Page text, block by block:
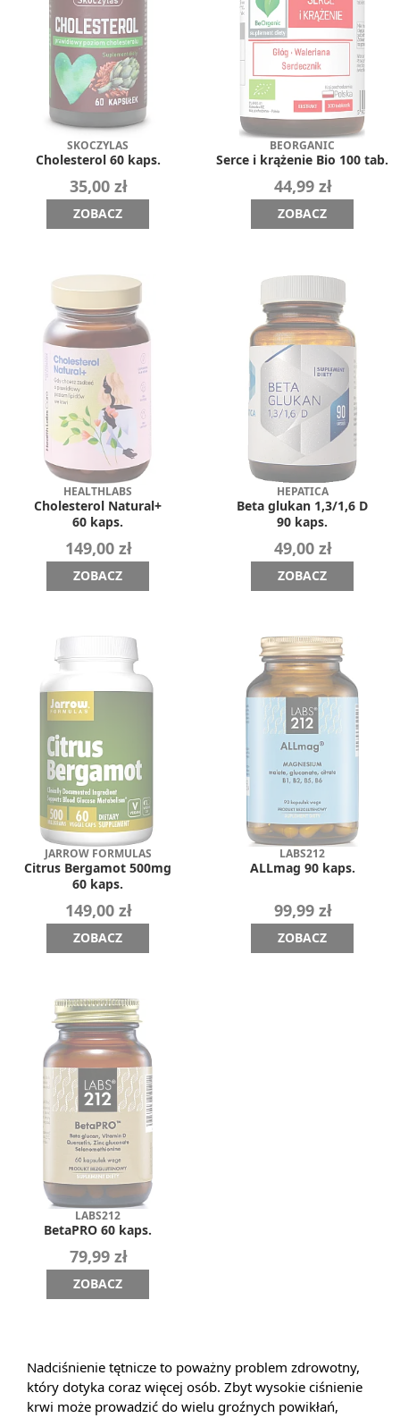
SKOCZYLAS
Cholesterol 60 kaps.
35,00 zł
ZOBACZ
BEORGANIC
Serce i krążenie Bio 100 tab.
44,99 zł
ZOBACZ
HEALTHLABS
Cholesterol Natural+
60 kaps.
149,00 zł
ZOBACZ
HEPATICA
Beta glukan 1,3/1,6 D
90 kaps.
49,00 zł
ZOBACZ
JARROW FORMULAS
Citrus Bergamot 500mg
60 kaps.
149,00 zł
ZOBACZ
LABS212
ALLmag 90 kaps.
99,99 zł
ZOBACZ
LABS212
BetaPRO 60 kaps.
79,99 zł
ZOBACZ
Nadciśnienie tętnicze to poważny problem zdrowotny,
który dotyka coraz więcej osób. Zbyt wysokie ciśnienie
krwi może prowadzić do wielu groźnych powikłań,